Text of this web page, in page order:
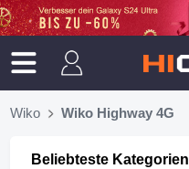
Wiko Wiko Highway 4G
Beliebteste Kategorien